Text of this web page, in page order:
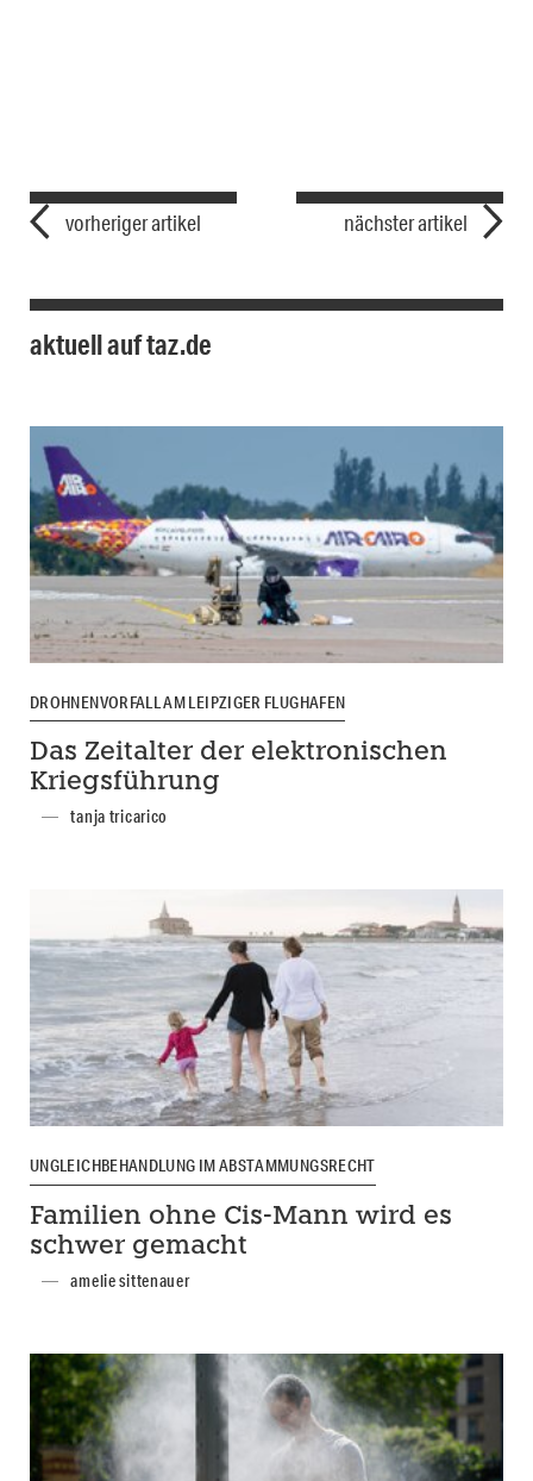
vorheriger artikel nächster artikel
aktuell auf taz.de
DROHNENVORFALL AM LEIPZIGER FLUGHAFEN
Das Zeitalter der elektronischen
Kriegsführung
tanja tricarico
UNGLEICHBEHANDLUNG IM ABSTAMMUNGSRECHT
Familien ohne Cis-Mann wird es
schwer gemacht
amelie sittenauer